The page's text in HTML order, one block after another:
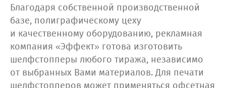
Благодаря собственной производственной
базе, полиграфическому цеху
и качественному оборудованию, рекламная
компания «Эффект» готова изготовить
шелфстопперы любого тиража, независимо
от выбранных Вами материалов. Для печати